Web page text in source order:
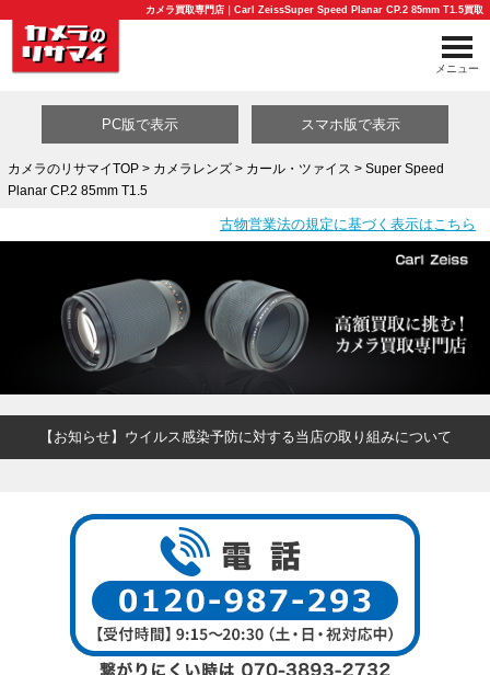
カメラ買取専門店｜Carl ZeissSuper Speed Planar CP.2 85mm T1.5買取
メニュー
PC版で表示 スマホ版で表示
カメラのリサマイTOP> カメラレンズ> カール・ツァイス > Super Speed
Planar CP.2 85mm T1.5
古物営業法の規定に基づく表示はこちら
【お知らせ】ウイルス感染予防に対する当店の取り組みについて